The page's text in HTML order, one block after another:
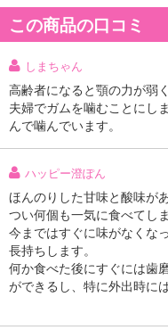
注意事項
お申込みの際は 「商品
必ずご確認ください。
【キャンセルについて】
この商品の口コミ
しまちゃん
高齢者になると顎の力が弱
夫婦でガムを噛むことにし
んで噛んでいます。
ハッピー澄ぽん
ほんのりした甘味と酸味が
つい何個も一気に食べてし
今まではすぐに味がなくな
長持ちします。
何か食べた後にすぐには歯
ができるし、特に外出時に